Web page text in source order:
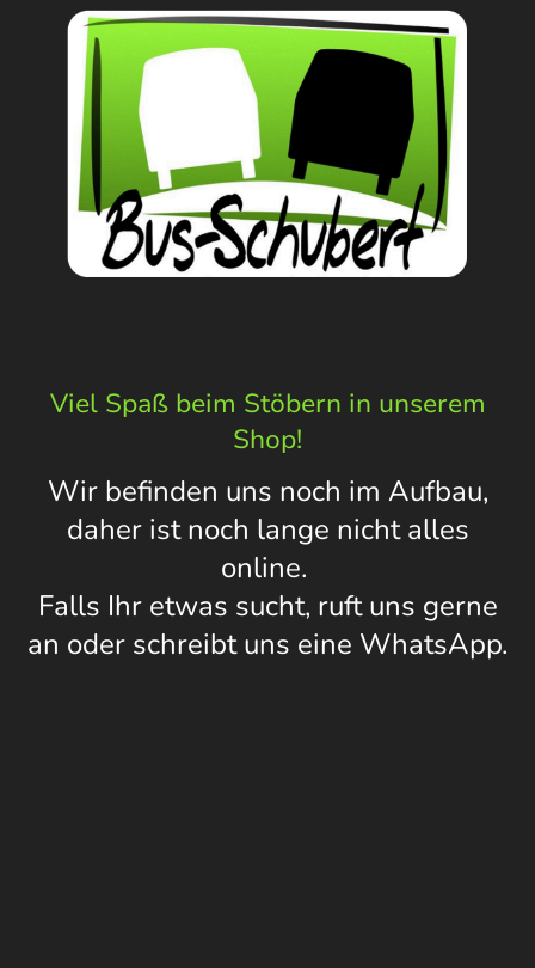
Viel Spaß beim Stöbern in unserem
Shop!
Wir befinden uns noch im Aufbau,
daher ist noch lange nicht alles
online.
Falls Ihr etwas sucht, ruft uns gerne
an oder schreibt uns eine WhatsApp.